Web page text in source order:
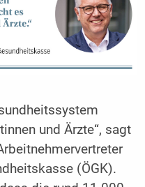
und Ärzte“, sagt
(ÖGK).